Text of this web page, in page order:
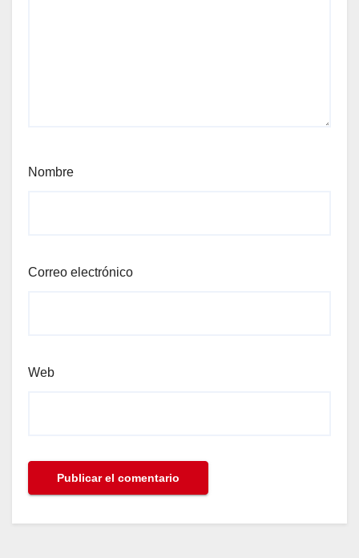
Nombre
Correo electrónico
Web